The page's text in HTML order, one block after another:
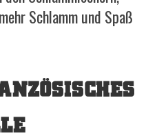
Schlamm und Spaß